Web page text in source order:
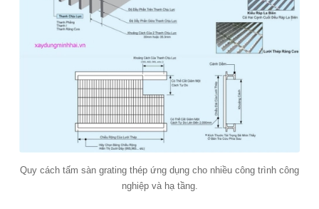
Quy cách tấm sàn grating thép ứng dụng cho nhiều công trình công
nghiệp và hạ tầng.